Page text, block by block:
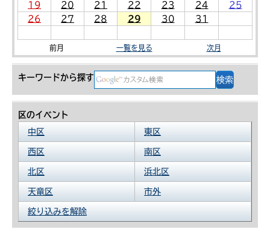
19
20 21 22 23 24
25
26
27 28 29 30 31
前月 一覧を見る 次月
キーワードから探す
区のイベント
中区
東区
西区 南区
北区 浜北区
天竜区 市外
絞り込みを解除